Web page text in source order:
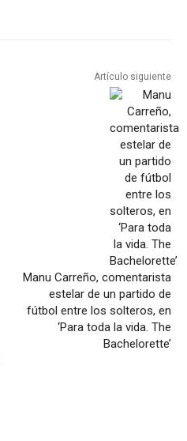
Artículo siguiente
Manu Carreño, comentarista
estelar de un partido de
fútbol entre los solteros, en
‘Para toda la vida. The
Bachelorette’